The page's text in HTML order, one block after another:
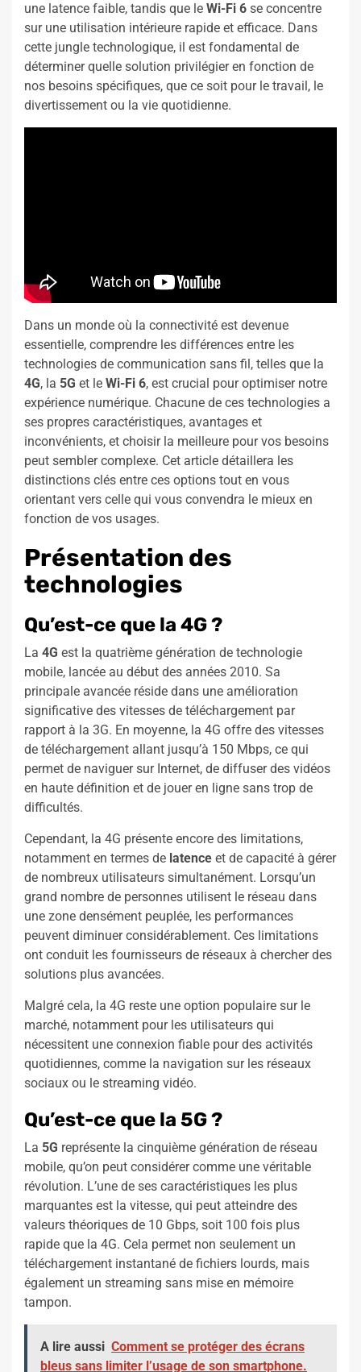
une latence faible, tandis que le Wi-Fi 6 se concentre
sur une utilisation intérieure rapide et efficace. Dans
cette jungle technologique, il est fondamental de
déterminer quelle solution privilégier en fonction de
nos besoins spécifiques, que ce soit pour le travail, le
divertissement ou la vie quotidienne.
Dans un monde où la connectivité est devenue
essentielle, comprendre les différences entre les
technologies de communication sans fil, telles que la
4G, la 5G et le Wi-Fi 6, est crucial pour optimiser notre
expérience numérique. Chacune de ces technologies a
ses propres caractéristiques, avantages et
inconvénients, et choisir la meilleure pour vos besoins
peut sembler complexe. Cet article détaillera les
distinctions clés entre ces options tout en vous
orientant vers celle qui vous convendra le mieux en
fonction de vos usages.
Présentation des
technologies
Qu’est-ce que la 4G ?
La 4G est la quatrième génération de technologie
mobile, lancée au début des années 2010. Sa
principale avancée réside dans une amélioration
significative des vitesses de téléchargement par
rapport à la 3G. En moyenne, la 4G offre des vitesses
de téléchargement allant jusqu’à 150 Mbps, ce qui
permet de naviguer sur Internet, de diffuser des vidéos
en haute définition et de jouer en ligne sans trop de
difficultés.
Cependant, la 4G présente encore des limitations,
notamment en termes de latence et de capacité à gérer
de nombreux utilisateurs simultanément. Lorsqu’un
grand nombre de personnes utilisent le réseau dans
une zone densément peuplée, les performances
peuvent diminuer considérablement. Ces limitations
ont conduit les fournisseurs de réseaux à chercher des
solutions plus avancées.
Malgré cela, la 4G reste une option populaire sur le
marché, notamment pour les utilisateurs qui
nécessitent une connexion fiable pour des activités
quotidiennes, comme la navigation sur les réseaux
sociaux ou le streaming vidéo.
Qu’est-ce que la 5G ?
La 5G représente la cinquième génération de réseau
mobile, qu’on peut considérer comme une véritable
révolution. L’une de ses caractéristiques les plus
marquantes est la vitesse, qui peut atteindre des
valeurs théoriques de 10 Gbps, soit 100 fois plus
rapide que la 4G. Cela permet non seulement un
téléchargement instantané de fichiers lourds, mais
également un streaming sans mise en mémoire
tampon.
A lire aussi Comment se protéger des écrans
bleus sans limiter l’usage de son smartphone.